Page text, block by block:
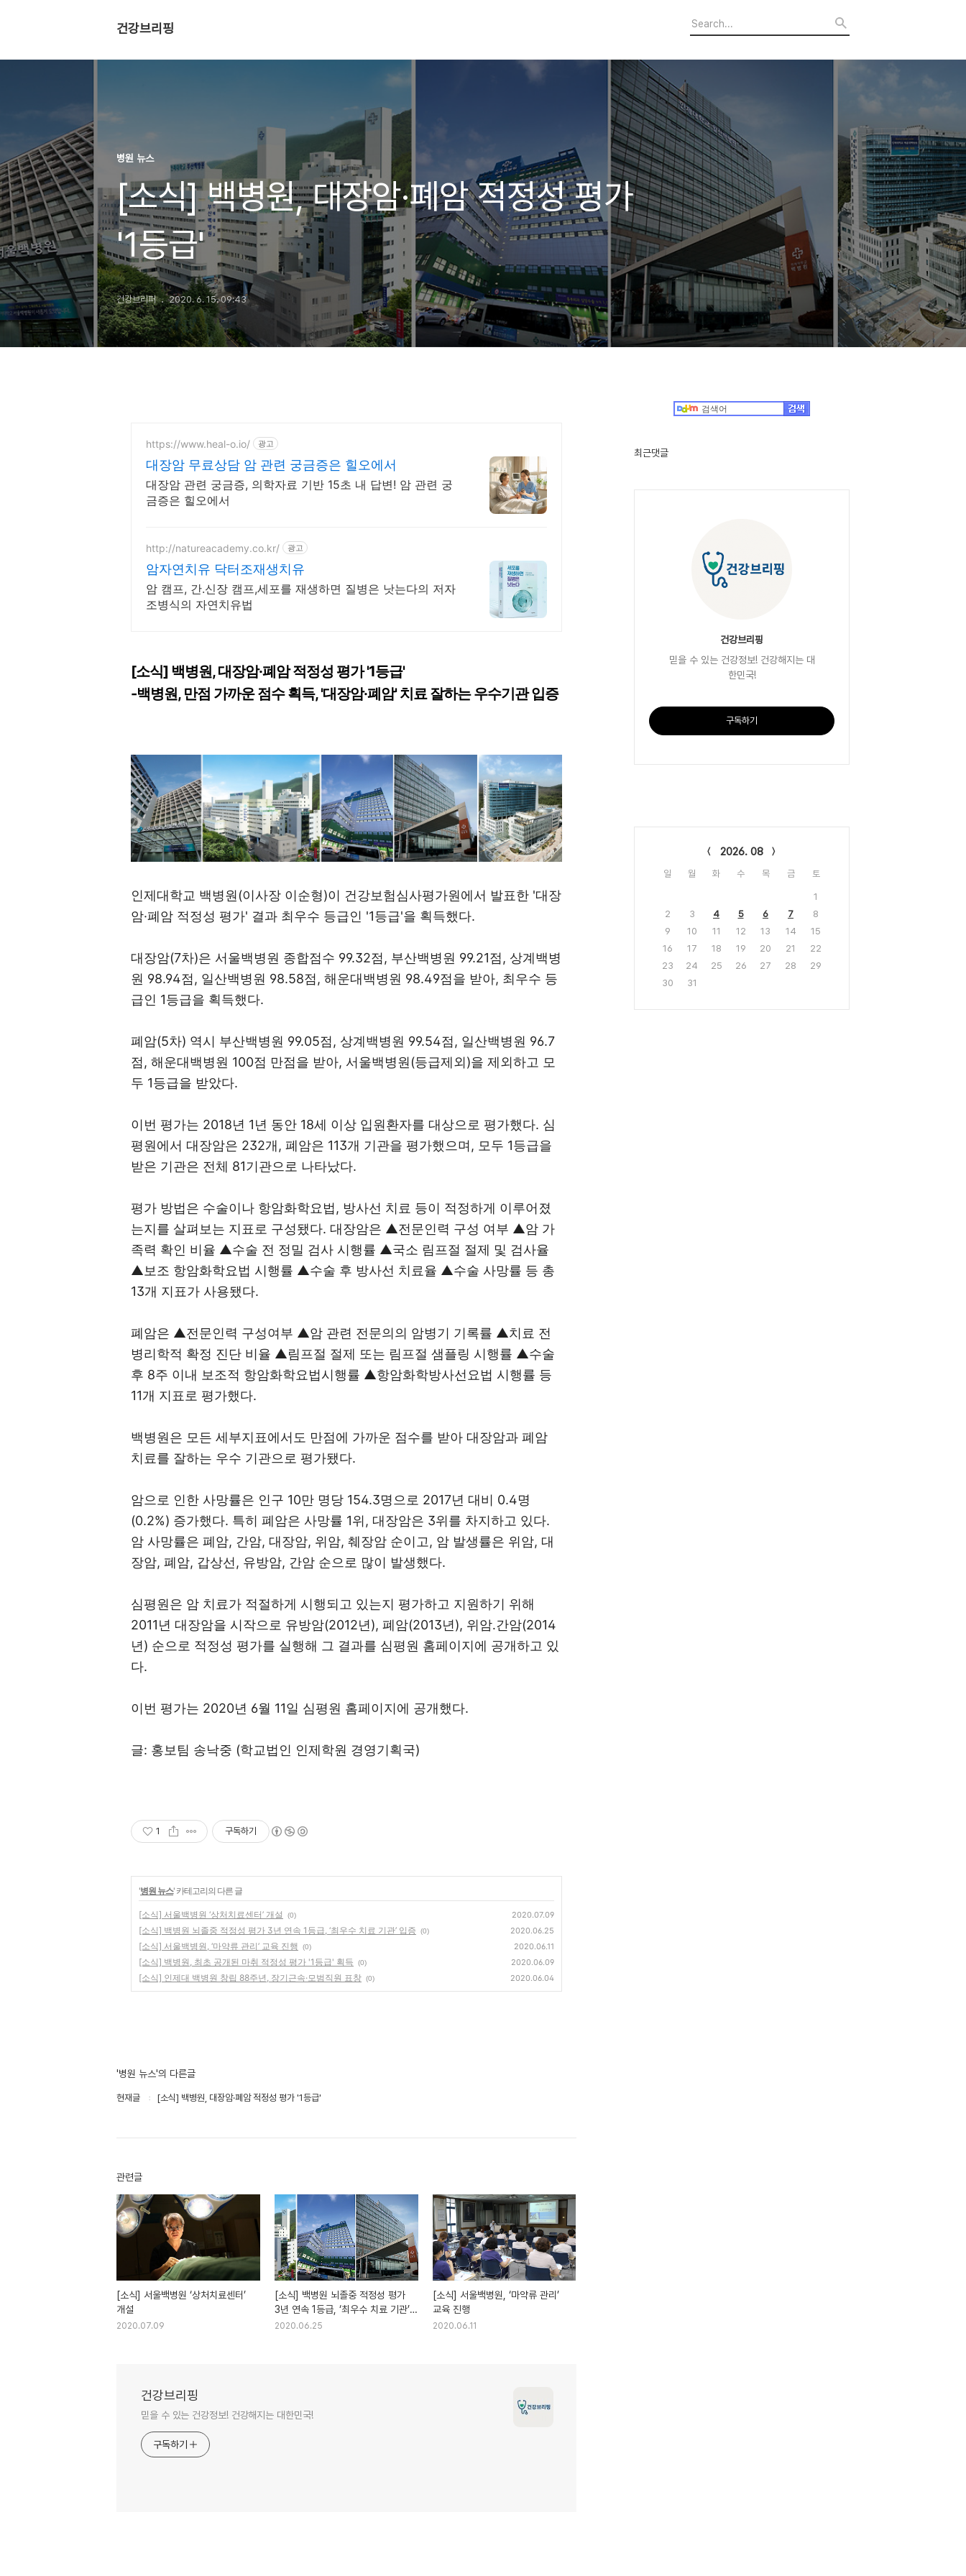
건강브리핑
병원 뉴스
[소식] 백병원, 대장암·폐암 적정성 평가
'1등급'
건강브리퍼 2020. 6. 15. 09:43
https://www.heal-o.io/ 광고
대장암 무료상담 암 관련 궁금증은 힐오에서
대장암 관련 궁금증, 의학자료 기반 15초 내 답변! 암 관련 궁
금증은 힐오에서
http://natureacademy.co.kr/ 광고
암자연치유 닥터조재생치유
암 캠프, 간.신장 캠프,세포를 재생하면 질병은 낫는다의 저자
조병식의 자연치유법
[소식] 백병원, 대장암·폐암 적정성 평가 '1등급'
-백병원, 만점 가까운 점수 획득, '대장암·폐암' 치료 잘하는 우수기관 입증
인제대학교 백병원(이사장 이순형)이 건강보험심사평가원에서 발표한 '대장
암·폐암 적정성 평가' 결과 최우수 등급인 '1등급'을 획득했다.
대장암(7차)은 서울백병원 종합점수 99.32점, 부산백병원 99.21점, 상계백병
원 98.94점, 일산백병원 98.58점, 해운대백병원 98.49점을 받아, 최우수 등
급인 1등급을 획득했다.
폐암(5차) 역시 부산백병원 99.05점, 상계백병원 99.54점, 일산백병원 96.7
점, 해운대백병원 100점 만점을 받아, 서울백병원(등급제외)을 제외하고 모
두 1등급을 받았다.
이번 평가는 2018년 1년 동안 18세 이상 입원환자를 대상으로 평가했다. 심
평원에서 대장암은 232개, 폐암은 113개 기관을 평가했으며, 모두 1등급을
받은 기관은 전체 81기관으로 나타났다.
평가 방법은 수술이나 항암화학요법, 방사선 치료 등이 적정하게 이루어졌
는지를 살펴보는 지표로 구성됐다. 대장암은 ▲전문인력 구성 여부 ▲암 가
족력 확인 비율 ▲수술 전 정밀 검사 시행률 ▲국소 림프절 절제 및 검사율
▲보조 항암화학요법 시행률 ▲수술 후 방사선 치료율 ▲수술 사망률 등 총
13개 지표가 사용됐다.
폐암은 ▲전문인력 구성여부 ▲암 관련 전문의의 암병기 기록률 ▲치료 전
병리학적 확정 진단 비율 ▲림프절 절제 또는 림프절 샘플링 시행률 ▲수술
후 8주 이내 보조적 항암화학요법시행률 ▲항암화학방사선요법 시행률 등
11개 지표로 평가했다.
백병원은 모든 세부지표에서도 만점에 가까운 점수를 받아 대장암과 폐암
치료를 잘하는 우수 기관으로 평가됐다.
암으로 인한 사망률은 인구 10만 명당 154.3명으로 2017년 대비 0.4명
(0.2%) 증가했다. 특히 폐암은 사망률 1위, 대장암은 3위를 차지하고 있다.
암 사망률은 폐암, 간암, 대장암, 위암, 췌장암 순이고, 암 발생률은 위암, 대
장암, 폐암, 갑상선, 유방암, 간암 순으로 많이 발생했다.
심평원은 암 치료가 적절하게 시행되고 있는지 평가하고 지원하기 위해
2011년 대장암을 시작으로 유방암(2012년), 폐암(2013년), 위암․간암(2014
년) 순으로 적정성 평가를 실행해 그 결과를 심평원 홈페이지에 공개하고 있
다.
이번 평가는 2020년 6월 11일 심평원 홈페이지에 공개했다.
글: 홍보팀 송낙중 (학교법인 인제학원 경영기획국)
1 구독하기
'병원 뉴스' 카테고리의 다른 글
[소식] 서울백병원 ‘상처치료센터’ 개설 (0) 2020.07.09
[소식] 백병원 뇌졸중 적정성 평가 3년 연속 1등급, ‘최우수 치료 기관’ 입증 (0) 2020.06.25
[소식] 서울백병원, ‘마약류 관리’ 교육 진행 (0) 2020.06.11
[소식] 백병원, 최초 공개된 마취 적정성 평가 '1등급' 획득 (0) 2020.06.09
[소식] 인제대 백병원 창립 88주년, 장기근속·모범직원 표창 (0) 2020.06.04
'병원 뉴스'의 다른글
현재글 [소식] 백병원, 대장암·폐암 적정성 평가 '1등급'
관련글
[소식] 서울백병원 ‘상처치료센터’
개설
2020.07.09
[소식] 백병원 뇌졸중 적정성 평가
3년 연속 1등급, ‘최우수 치료 기관’
입증
2020.06.25
[소식] 서울백병원, ‘마약류 관리’
교육 진행
2020.06.11
건강브리핑
믿을 수 있는 건강정보! 건강해지는 대한민국!
구독하기
최근댓글
건강브리핑
믿을 수 있는 건강정보! 건강해지는 대
한민국!
구독하기
2026. 08
일 월 화 수 목 금 토
1
2
3 4 5 6 7
8
9
10 11 12 13 14
15
16
17 18 19 20 21
22
23
24 25 26 27 28
29
30
31